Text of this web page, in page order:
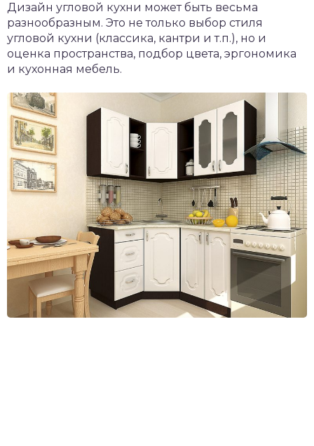
Дизайн угловой кухни может быть весьма
разнообразным. Это не только выбор стиля
угловой кухни (классика, кантри и т.п.), но и
оценка пространства, подбор цвета, эргономика
и кухонная мебель.